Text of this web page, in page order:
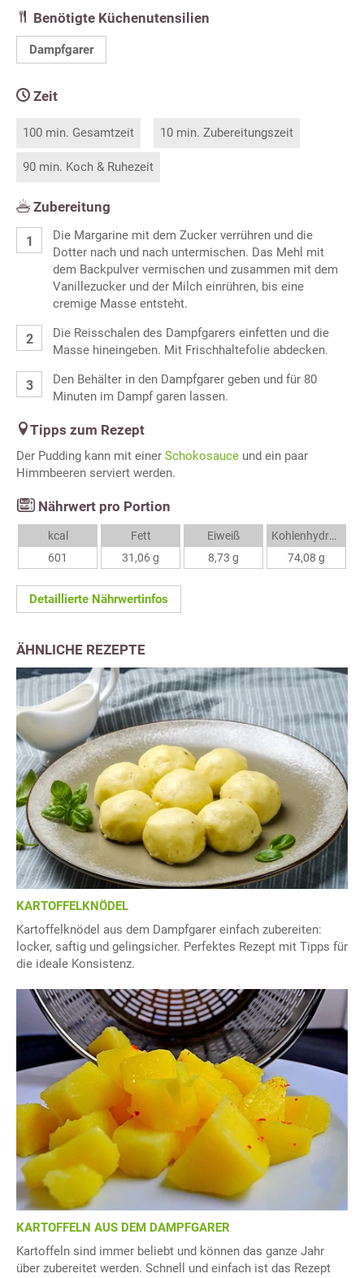
Benötigte Küchenutensilien
Dampfgarer
Zeit
100 min. Gesamtzeit 10 min. Zubereitungszeit
90 min. Koch & Ruhezeit
Zubereitung
Die Margarine mit dem Zucker verrühren und die
Dotter nach und nach untermischen. Das Mehl mit
dem Backpulver vermischen und zusammen mit dem
Vanillezucker und der Milch einrühren, bis eine
cremige Masse entsteht.
Die Reisschalen des Dampfgarers einfetten und die
Masse hineingeben. Mit Frischhaltefolie abdecken.
Den Behälter in den Dampfgarer geben und für 80
Minuten im Dampf garen lassen.
Tipps zum Rezept
Der Pudding kann mit einer Schokosauce und ein paar
Himmbeeren serviert werden.
Nährwert pro Portion
kcal
601
Fett
31,06 g
Eiweiß
8,73 g
Kohlenhydrate
74,08 g
Detaillierte Nährwertinfos
ÄHNLICHE REZEPTE
KARTOFFELKNÖDEL
Kartoffelknödel aus dem Dampfgarer einfach zubereiten:
locker, saftig und gelingsicher. Perfektes Rezept mit Tipps für
die ideale Konsistenz.
KARTOFFELN AUS DEM DAMPFGARER
Kartoffeln sind immer beliebt und können das ganze Jahr
über zubereitet werden. Schnell und einfach ist das Rezept